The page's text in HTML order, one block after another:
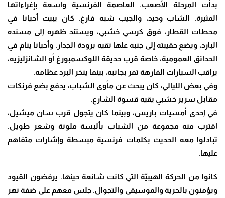
بدأت المرحلة الأصعب. العاصمة الفرنسية واسعة بإغراءاتها
المثيرة. الشاب وحيد، والجيب شبه فارغ. كان يبيت أحيانا في
محطات القطار، فوق كرسي خشبي، ويستند ظهره إلى مسنده
البارد، ويضع حقيبته إلى جنبه علها تقيه برودة الجدار. وأحيانا ينام في
الحدائق العمومية، خاصة قرب حديقة اللوكسمبورغ أو الشانزليزيه،
يراقب السيارات الفارهة تمر بجانبه، بينما ينخر البرد عظامه.
وفي بعض الليالي، كان يبحث عن مأوى الشباب، يدفع بضع فرنكات
مقابل سرير خشبي يقيه قسوة الشارع.
في إحدى أمسيات باريس، وبينما كان يتجول قرب سان ميشيل،
اقترب منه مجموعة من الشباب بألبسة ملونة وشعر طويل.
تبادلوا معه الحديث بكلمات فرنسية مبسطة وإشارات متفاهم
عليها.
كانوا من الحركة الهيبيّة التي كانت شائعة حينها. يرفضون القيود
ويؤمنون بالحريةوالموسيقى والتجوال. جلس معهم على ضفة نهر